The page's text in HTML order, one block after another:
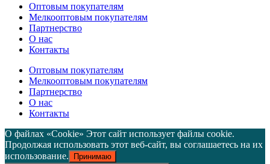
Оптовым покупателям
Мелкооптовым покупателям
Партнерство
О нас
Контакты
Оптовым покупателям
Мелкооптовым покупателям
Партнерство
О нас
Контакты
О файлах «Cookie» Этот сайт использует файлы cookie.
Продолжая использовать этот веб-сайт, вы соглашаетесь на их
использование.
Принимаю